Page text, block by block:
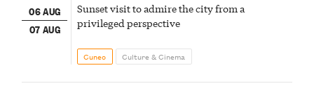
06 AUG
07 AUG
Sunset visit to admire the city from a
privileged perspective
Cuneo Culture & Cinema